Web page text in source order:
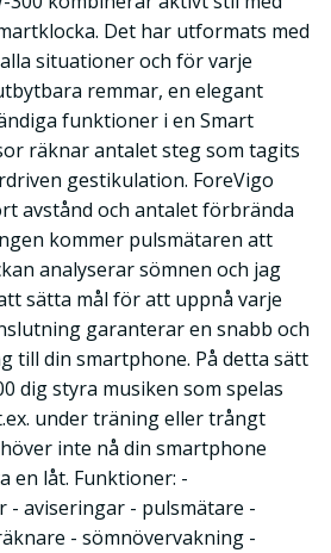
Det har utformats med
situationer och för varje
remmar, en elegant
funktioner i en Smart
räknar antalet steg som tagits
gestikulation. ForeVigo
avstånd och antalet förbrända
kommer pulsmätaren att
analyserar sömnen och jag
sätta mål för att uppnå varje
garanterar en snabb och
till din smartphone. På detta sätt
dig styra musiken som spelas
under träning eller trångt
inte nå din smartphone
en låt. Funktioner: -
- aviseringar - pulsmätare -
- sömnövervakning -